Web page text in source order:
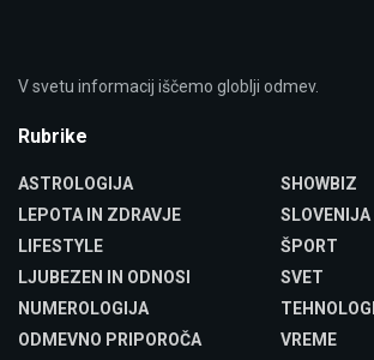
V svetu informacij iščemo globlji odmev.
Rubrike
ASTROLOGIJA
LEPOTA IN ZDRAVJE
LIFESTYLE
LJUBEZEN IN ODNOSI
NUMEROLOGIJA
ODMEVNO PRIPOROČA
SHOWBIZ
SLOVENIJA
ŠPORT
SVET
VREME